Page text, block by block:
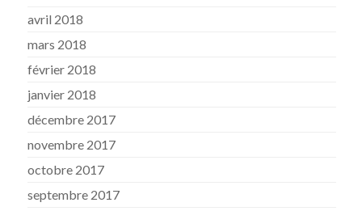
avril 2018
mars 2018
février 2018
janvier 2018
décembre 2017
novembre 2017
octobre 2017
septembre 2017